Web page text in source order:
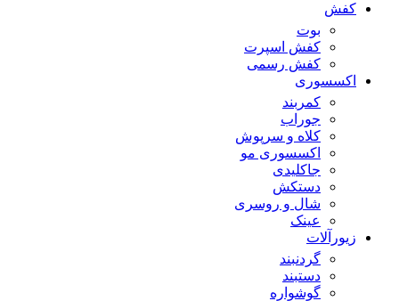
کفش
بوت
کفش اسپرت
کفش رسمی
اکسسوری
کمربند
جوراب
کلاه و سرپوش
اکسسوری مو
جاکلیدی
دستکش
شال و روسری
عینک
زیورآلات
گردنبند
دستبند
گوشواره